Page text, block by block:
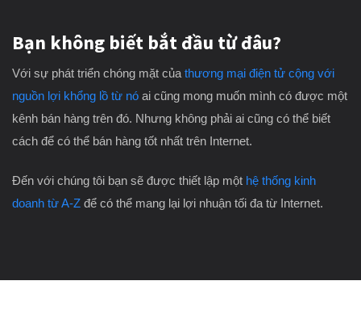
Bạn không biết bắt đầu từ đâu?
Với sự phát triển chóng mặt củathương mại điện tử cộng với
nguồn lợi khổng lồ từ nó ai cũng mong muốn mình có được một
kênh bán hàng trên đó. Nhưng không phải ai cũng có thể biết
cách để có thể bán hàng tốt nhất trên Internet.
Đến với chúng tôi bạn sẽ được thiết lập một hệ thống kinh
doanh từ A-Z để có thể mang lại lợi nhuận tối đa từ Internet.